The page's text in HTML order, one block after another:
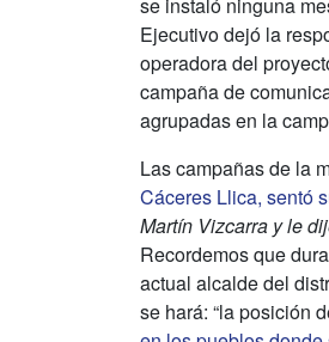
se instaló ninguna
Ejecutivo dejó la
operadora del
campaña de
agrupadas en la
Las campañas de la
Cáceres Llica, sentó
Martín Vizcarra y le
Recordemos que
actual alcalde del
se hará: “la posición